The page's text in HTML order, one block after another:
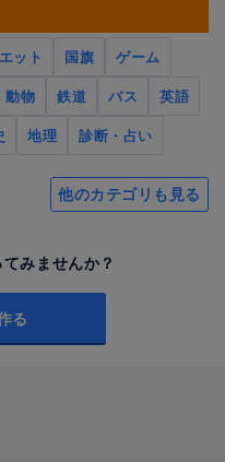
ット 国旗
ゲーム
動物 鉄道 バス
英語
地理 診断・占い
他のカテゴリも見る
みませんか？
る